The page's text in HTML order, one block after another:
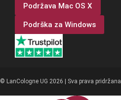
Podržava Mac OS X
Podrška za Windows
© LanCologne UG 2026 | Sva prava pridržana